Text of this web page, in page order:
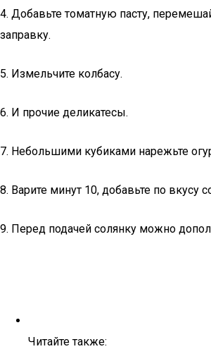
4. Добавьте томатную пасту,
заправку.
5. Измельчите колбасу.
6. И прочие деликатесы.
7. Небольшими кубиками нарежьте
8. Варите минут 10, добавьте по
9. Перед подачей солянку можно
Читайте также: